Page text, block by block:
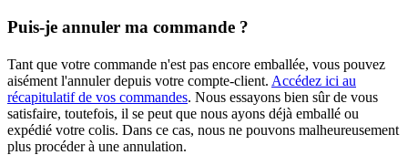
Puis-je annuler ma commande ?
Tant que votre commande n'est pas encore emballée, vous pouvez
aisément l'annuler depuis votre compte-client. Accédez ici au
récapitulatif de vos commandes. Nous essayons bien sûr de vous
satisfaire, toutefois, il se peut que nous ayons déjà emballé ou
expédié votre colis. Dans ce cas, nous ne pouvons malheureusement
plus procéder à une annulation.